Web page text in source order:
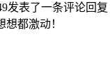
发表了一条评论回复
想都激动！